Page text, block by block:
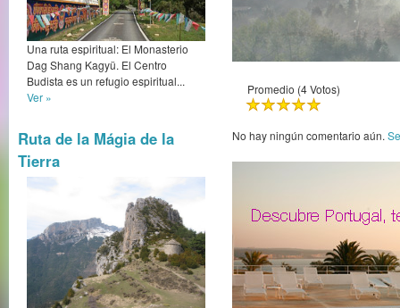
Una ruta espiritual: El Monasterio
Dag Shang Kagyü. El Centro
Budista es un refugio espiritual...
Ver »
Ruta de la Mágia de la
Tierra
Promedio (4 Votos)
No hay ningún comentario aún.